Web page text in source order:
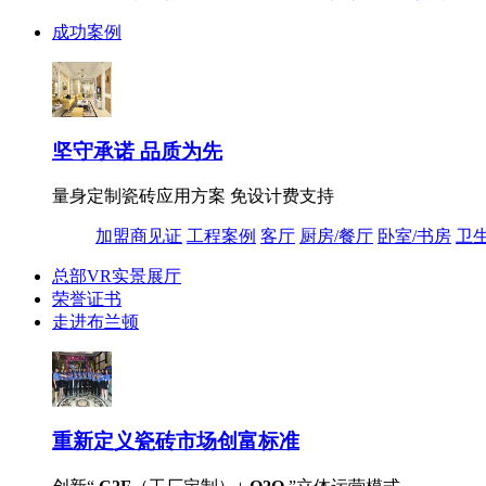
成功案例
坚守承诺 品质为先
量身定制瓷砖应用方案 免设计费支持
加盟商见证 工程案例 客厅 厨房/餐厅 卧室/书房 卫
总部VR实景展厅
荣誉证书
走进布兰顿
重新定义瓷砖市场创富标准